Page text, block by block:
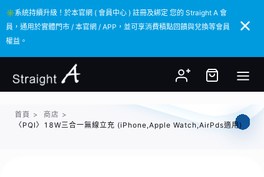
✳️系統持續升級！於本官網 ( 會員中心 ) 註冊及綁定 您的 Straight A 會
員，通用於實體門市 / 本官網 / APP，並可享消費積點回饋與兌換等會員
權益。
✳️系統持續升級！於本官網 ( 會員中心 ) 註冊及綁定 您的 Straight A 會
員，通用於實體門市 / 本官網 / APP，並可享消費積點回饋與兌換等會員
權益。
首頁 > 商店 >
〈PQI〉18W三合一無線立充 (iPhone,Apple Watch,AirPds適用)